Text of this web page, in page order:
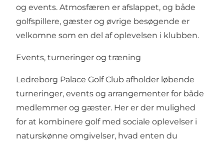
og events. Atmosfæren er afslappet, og både
golfspillere, gæster og øvrige besøgende er
velkomne som en del af oplevelsen i klubben.
Events, turneringer og træning
Ledreborg Palace Golf Club afholder løbende
turneringer, events og arrangementer for både
medlemmer og gæster. Her er der mulighed
for at kombinere golf med sociale oplevelser i
naturskønne omgivelser, hvad enten du